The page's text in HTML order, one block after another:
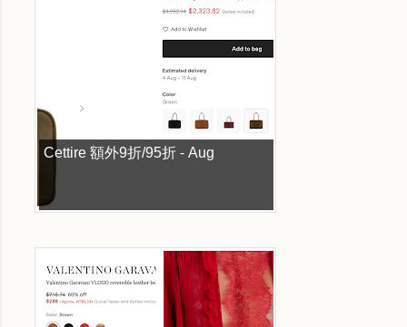
Cettire 額外9折/95折 - Aug